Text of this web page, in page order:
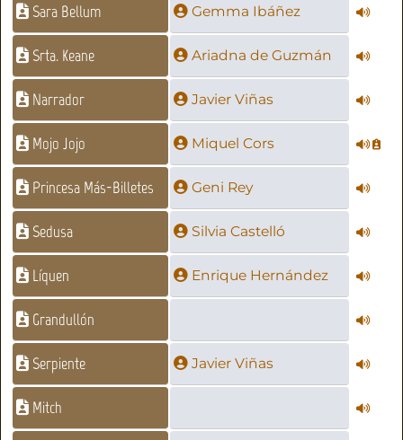
Sara Bellum Gemma Ibáñez
Srta. Keane Ariadna de Guzmán
Narrador Javier Viñas
Mojo Jojo Miquel Cors
Princesa Más-Billetes Geni Rey
Sedusa Silvia Castelló
Líquen Enrique Hernández
Grandullón
Serpiente Javier Viñas
Mitch